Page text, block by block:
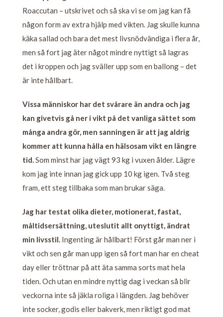
Roaccutan – utskrivet och så ska vi se om jag kan få
någon form av extra hjälp med vikten. Jag skulle kunna
käka sallad och bara det mest livsnödvändiga i flera år,
men så fort jag äter något mindre nyttigt så lagras
det i kroppen och jag sväller upp som en ballong – det
är inte hållbart.
Vissa människor har det svårare än andra och jag
kan givetvis gå ner i vikt på det vanliga sättet som
många andra gör, men sanningen är att jag aldrig
kommer att kunna hålla en hälsosam vikt en längre
tid.Som minst har jag vägt 93 kg i vuxen ålder. Lägre
kom jag inte innan jag gick upp 10 kg igen. Två steg
fram, ett steg tillbaka som man brukar säga.
Jag har testat olika dieter, motionerat, fastat,
måltidsersättning, uteslutit allt onyttigt, ändrat
min livsstil. Ingenting är hållbart! Först går man ner i
vikt och sen går man upp igen så fort man har en cheat
day eller tröttnar på att äta samma sorts mat hela
tiden. Och utan en mindre nyttig dag i veckan så blir
veckorna inte så jäkla roliga i längden. Jag behöver
inte socker, godis eller bakverk, men riktigt god mat